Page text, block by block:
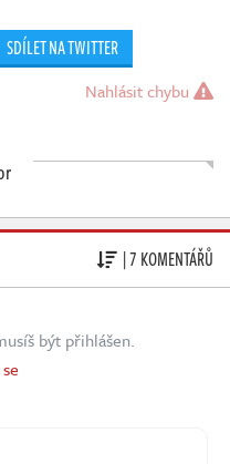
SDÍLET NA TWITTER
Nahlásit chybu
| 7 KOMENTÁŘŮ
být přihlášen.